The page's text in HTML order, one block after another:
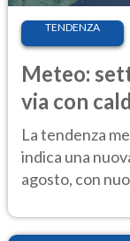
TENDENZA
Meteo:
via con
temporale
La tendenza
indica una
agosto, con